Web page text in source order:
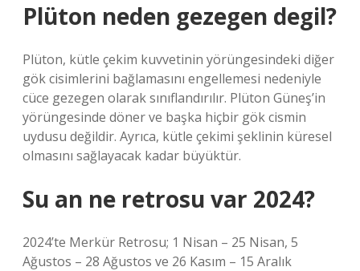
Plüton neden gezegen degil?
Plüton, kütle çekim kuvvetinin yörüngesindeki diğer
gök cisimlerini bağlamasını engellemesi nedeniyle
cüce gezegen olarak sınıflandırılır. Plüton Güneş’in
yörüngesinde döner ve başka hiçbir gök cismin
uydusu değildir. Ayrıca, kütle çekimi şeklinin küresel
olmasını sağlayacak kadar büyüktür.
Su an ne retrosu var 2024?
2024’te Merkür Retrosu; 1 Nisan – 25 Nisan, 5
Ağustos – 28 Ağustos ve 26 Kasım – 15 Aralık